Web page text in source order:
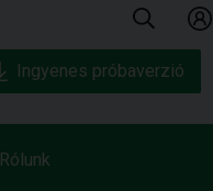
Rólunk
Ingyenes próbaverzió